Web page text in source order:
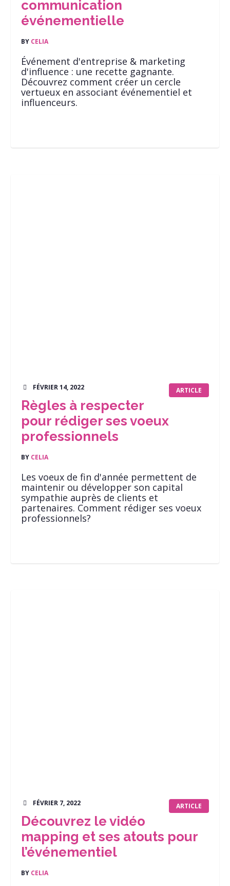
communication
événementielle
BY CELIA
Événement d'entreprise & marketing
d'influence : une recette gagnante.
Découvrez comment créer un cercle
vertueux en associant événementiel et
influenceurs.
ARTICLE
FÉVRIER 14, 2022
Règles à respecter
pour rédiger ses voeux
professionnels
BY CELIA
Les voeux de fin d'année permettent de
maintenir ou développer son capital
sympathie auprès de clients et
partenaires. Comment rédiger ses voeux
professionnels?
ARTICLE
FÉVRIER 7, 2022
Découvrez le vidéo
mapping et ses atouts pour
l’événementiel
BY CELIA